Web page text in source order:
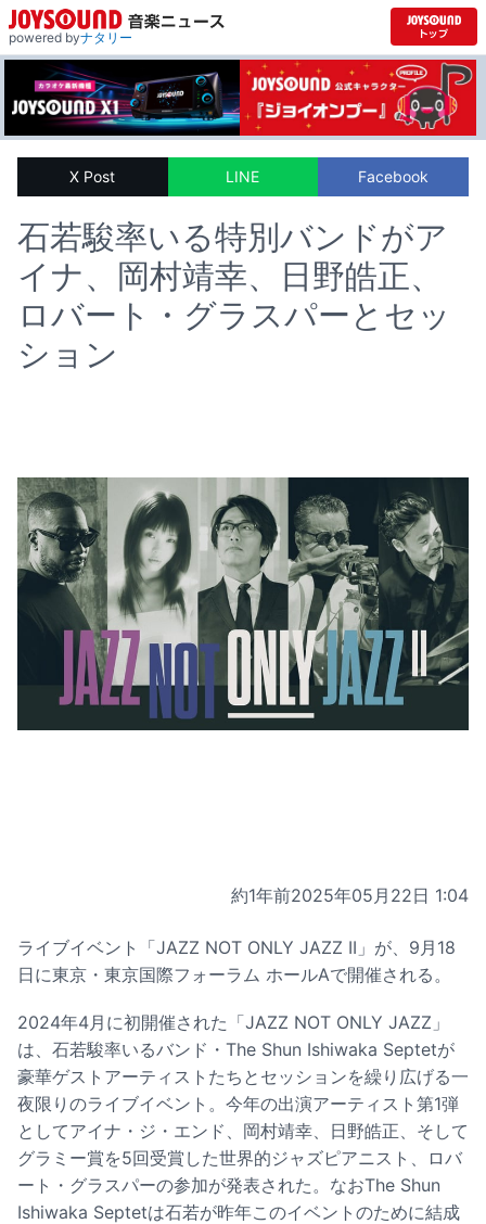
powered byナタリー
X Post LINE Facebook
石若駿率いる特別バンドがア
イナ、岡村靖幸、日野皓正、
ロバート・グラスパーとセッ
ション
約1年前2025年05月22日 1:04
ライブイベント「JAZZ NOT ONLY JAZZ II」が、9月18
日に東京・東京国際フォーラム ホールAで開催される。
2024年4月に初開催された「JAZZ NOT ONLY JAZZ」
は、石若駿率いるバンド・The Shun Ishiwaka Septetが
豪華ゲストアーティストたちとセッションを繰り広げる一
夜限りのライブイベント。今年の出演アーティスト第1弾
としてアイナ・ジ・エンド、岡村靖幸、日野皓正、そして
グラミー賞を5回受賞した世界的ジャズピアニスト、ロバ
ート・グラスパーの参加が発表された。なおThe Shun
Ishiwaka Septetは石若が昨年このイベントのために結成